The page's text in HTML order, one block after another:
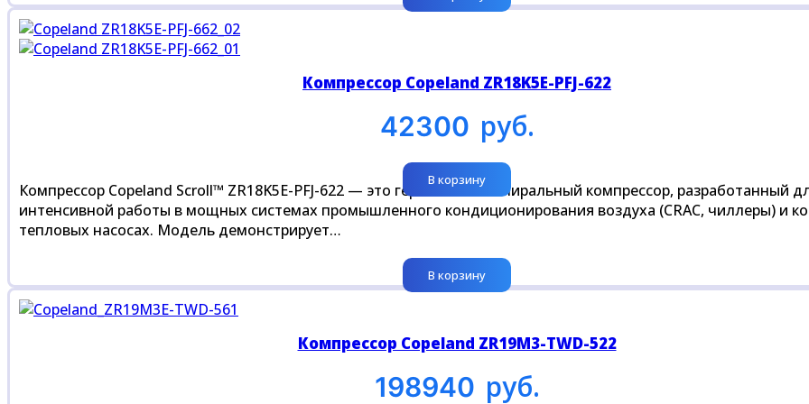
Компрессор Copeland ZR18K5E-PFJ-622
42300 руб.
В корзину
Компрессор Copeland Scroll™ ZR18K5E-PFJ-622 — это герметичный спиральный компрессор, разработанный
интенсивной работы в мощных системах промышленного кондиционирования воздуха (CRAC, чиллеры) и
тепловых насосах. Модель демонстрирует…
В корзину
Компрессор Copeland ZR19M3-TWD-522
198940 руб.